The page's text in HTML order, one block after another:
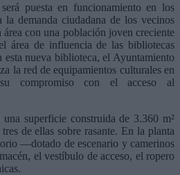
puesta en funcionamiento en los
la demanda ciudadana de los vecinos
con una población joven creciente
área de influencia de las bibliotecas
nueva biblioteca, el Ayuntamiento
la red de equipamientos culturales en
su compromiso con el acceso al
superficie construida de 3.360 m²
de ellas sobre rasante. En la planta
—dotado de escenario y camerinos
el vestíbulo de acceso, el ropero